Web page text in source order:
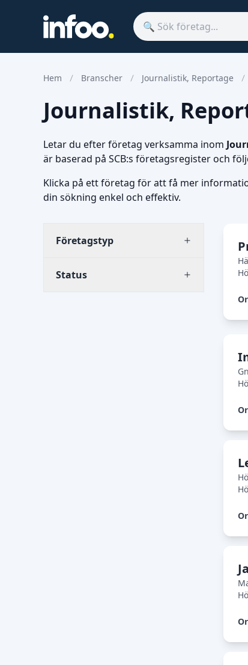
Hem Branscher Journalistik, Reportage
Journalistik,
Letar du efter företag verksamma inom
är baserad på SCB:s företagsregister och
Klicka på ett företag för att få mer
din sökning enkel och effektiv.
Företagstyp
Status